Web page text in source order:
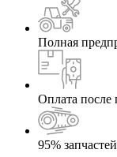
Полная
Оплата после
95%